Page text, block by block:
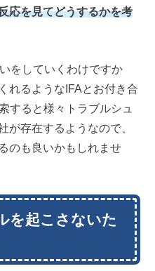
応を見てどうするかを考
をしていくわけですか
れるようなIFAとお付き合
すると様々トラブルシュ
が存在するようなので、
のも良いかもしれませ
を起こさないた